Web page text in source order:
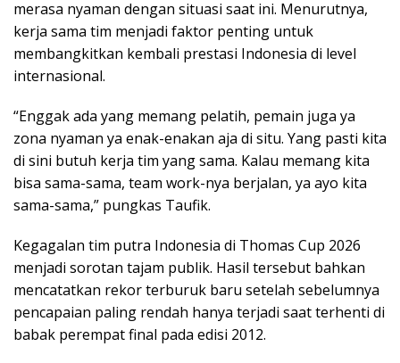
merasa nyaman dengan situasi saat ini. Menurutnya,
kerja sama tim menjadi faktor penting untuk
membangkitkan kembali prestasi Indonesia di level
internasional.
“Enggak ada yang memang pelatih, pemain juga ya
zona nyaman ya enak-enakan aja di situ. Yang pasti kita
di sini butuh kerja tim yang sama. Kalau memang kita
bisa sama-sama, team work-nya berjalan, ya ayo kita
sama-sama,” pungkas Taufik.
Kegagalan tim putra Indonesia di Thomas Cup 2026
menjadi sorotan tajam publik. Hasil tersebut bahkan
mencatatkan rekor terburuk baru setelah sebelumnya
pencapaian paling rendah hanya terjadi saat terhenti di
babak perempat final pada edisi 2012.